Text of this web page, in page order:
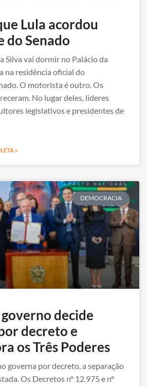
Lula acordou
do Senado
Silva vai dormir no Palácio da
na residência oficial do
O motorista é outro. Os
No lugar deles, líderes
legislativos e presidentes de
»
DEMOCRACIA
decide
decreto e
os Três Poderes
governa por decreto, a separação
Os Decretos nº 12.975 e nº